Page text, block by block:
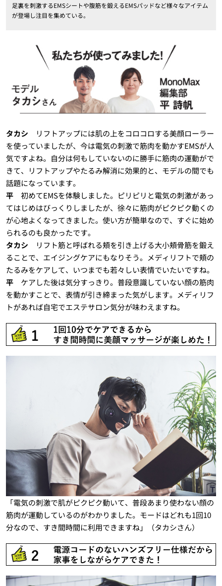
足裏を刺激するEMSシートや腹筋を鍛えるEMSパッドなど様々なアイテム
が登場し注目を集めている。
タカシ リフトアップには肌の上をコロコロする美顔ローラー
を使っていましたが、今は電気の刺激で筋肉を動かすEMSが人
気ですよね。自分は何もしていないのに勝手に筋肉の運動がで
きて、リフトアップやたるみ解消に効果的と、モデルの間でも
話題になっています。
平初めてEMSを体験しました。ピリピリと電気の刺激があっ
てはじめはびっくりしましたが、徐々に筋肉がピクピク動くの
が心地よくなってきました。使い方が簡単なので、すぐに始め
られるのも良かったです。
タカシ リフト筋と呼ばれる頬を引き上げる大小頬骨筋を鍛え
ることで、エイジングケアにもなりそう。メディリフトで頬の
たるみをケアして、いつまでも若々しい表情でいたいですね。
平ケアした後は気分すっきり。普段意識していない顔の筋肉
を動かすことで、表情が引き締まった気がします。メディリフ
トがあれば自宅でエステサロン気分が味わえますね。
「電気の刺激で肌がピクピク動いて、普段あまり使わない顔の
筋肉が運動しているのがわかりました。モードはどれも1回10
分なので、すき間時間に利用できますね」（タカシさん）